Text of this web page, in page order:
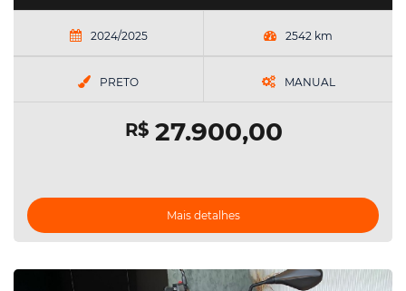
2024/2025 2542 km
PRETO MANUAL
R$27.900,00
Mais detalhes